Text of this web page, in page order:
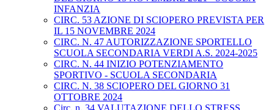
INFANZIA
CIRC. 53 AZIONE DI SCIOPERO PREVISTA PER
IL 15 NOVEMBRE 2024
CIRC. N. 47 AUTORIZZAZIONE SPORTELLO
SCUOLA SECONDARIA VERDI A.S. 2024-2025
CIRC. N. 44 INIZIO POTENZIAMENTO
SPORTIVO - SCUOLA SECONDARIA
CIRC. N. 38 SCIOPERO DEL GIORNO 31
OTTOBRE 2024